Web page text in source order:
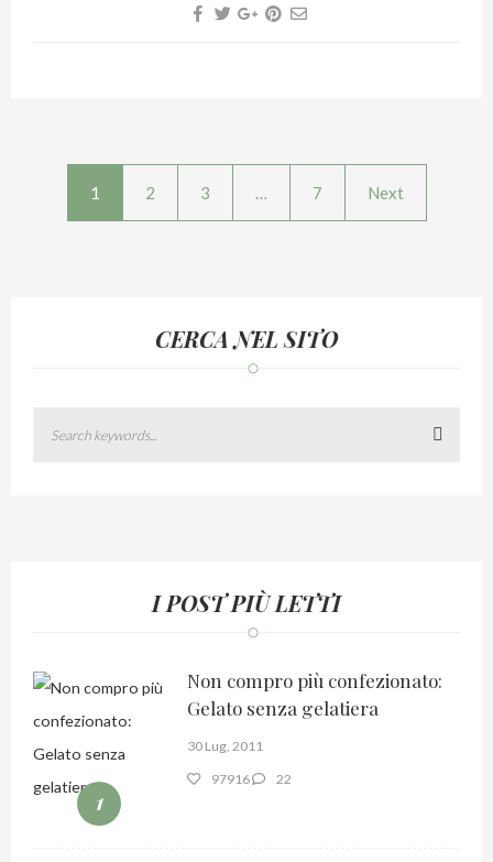
1 2 3 … 7 Next
CERCA NEL SITO
Search
I POST PIÙ LETTI
1
Non compro più confezionato:
Gelato senza gelatiera
30 Lug, 2011
97916
22